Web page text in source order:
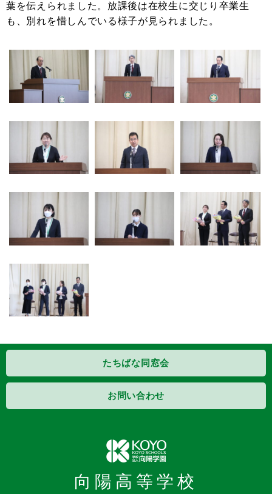
葉を伝えられました。放課後は在校生に交じり卒業生
も、別れを惜しんでいる様子が見られました。
たちばな同窓会
お問い合わせ
向陽高等学校